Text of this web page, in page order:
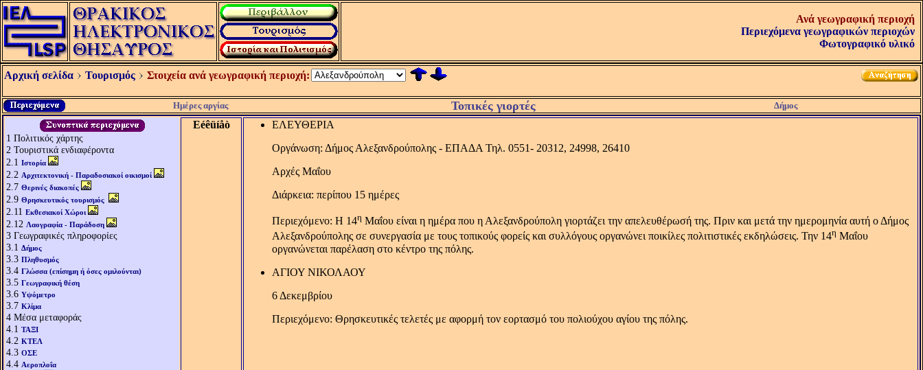
Ανά γεωγραφική περιοχή
Περιεχόμενα γεωγραφικών περιοχών
Φωτογραφικό υλικό
Αρχική σελίδα Τουρισμός Στοιχεία ανά γεωγραφική περιοχή:
Ημέρες αργίας Τοπικές γιορτές Δήμος
1 Πολιτικός χάρτης
2 Τουριστικά ενδιαφέροντα
2.1 Ιστορία
2.2 Αρχιτεκτονική - Παραδοσιακοί οικισμοί
2.7 Θερινές διακοπές
2.9 Θρησκευτικός τουρισμός
2.11 Εκθεσιακοί Χώροι
2.12 Λαογραφία - Παράδοση
3 Γεωγραφικές πληροφορίες
3.1 Δήμος
3.3 Πληθυσμός
3.4 Γλώσσα (επίσημη ή όσες ομιλούνται)
3.5 Γεωγραφική θέση
3.6 Υψόμετρο
3.7 Κλίμα
4 Μέσα μεταφοράς
4.1 ΤΑΞΙ
4.2 ΚΤΕΛ
4.3 ΟΣΕ
4.4 Αεροπλοΐα
Eéêüíåò
ΕΛΕΥΘΕΡΙΑ
Οργάνωση: Δήμος Αλεξανδρούπολης - ΕΠΑΔΑ Τηλ. 0551- 20312, 24998, 26410
Αρχές Μαΐου
Διάρκεια: περίπου 15 ημέρες
Περιεχόμενο: Η 14η Μαΐου είναι η ημέρα που η Αλεξανδρούπολη γιορτάζει την απελευθέρωσή της. Πριν και μετά την ημερομηνία αυτή ο Δήμος
Αλεξανδρούπολης σε συνεργασία με τους τοπικούς φορείς και συλλόγους οργανώνει ποικίλες πολιτιστικές εκδηλώσεις. Την 14η Μαΐου
οργανώνεται παρέλαση στο κέντρο της πόλης.
ΑΓΙΟΥ ΝΙΚΟΛΑΟΥ
6 Δεκεμβρίου
Περιεχόμενο: Θρησκευτικές τελετές με αφορμή τον εορτασμό του πολιούχου αγίου της πόλης.